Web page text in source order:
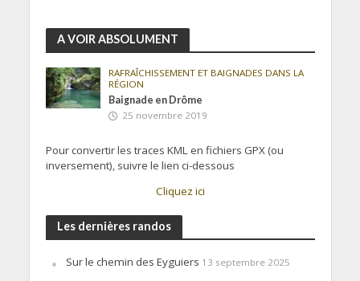
A VOIR ABSOLUMENT
RAFRAÎCHISSEMENT ET BAIGNADES DANS LA
RÉGION
Baignade en Drôme
25 novembre 2019
Pour convertir les traces KML en fichiers GPX (ou
inversement), suivre le lien ci-dessous
Cliquez ici
Les dernières randos
Sur le chemin des Eyguiers 13 septembre 2025